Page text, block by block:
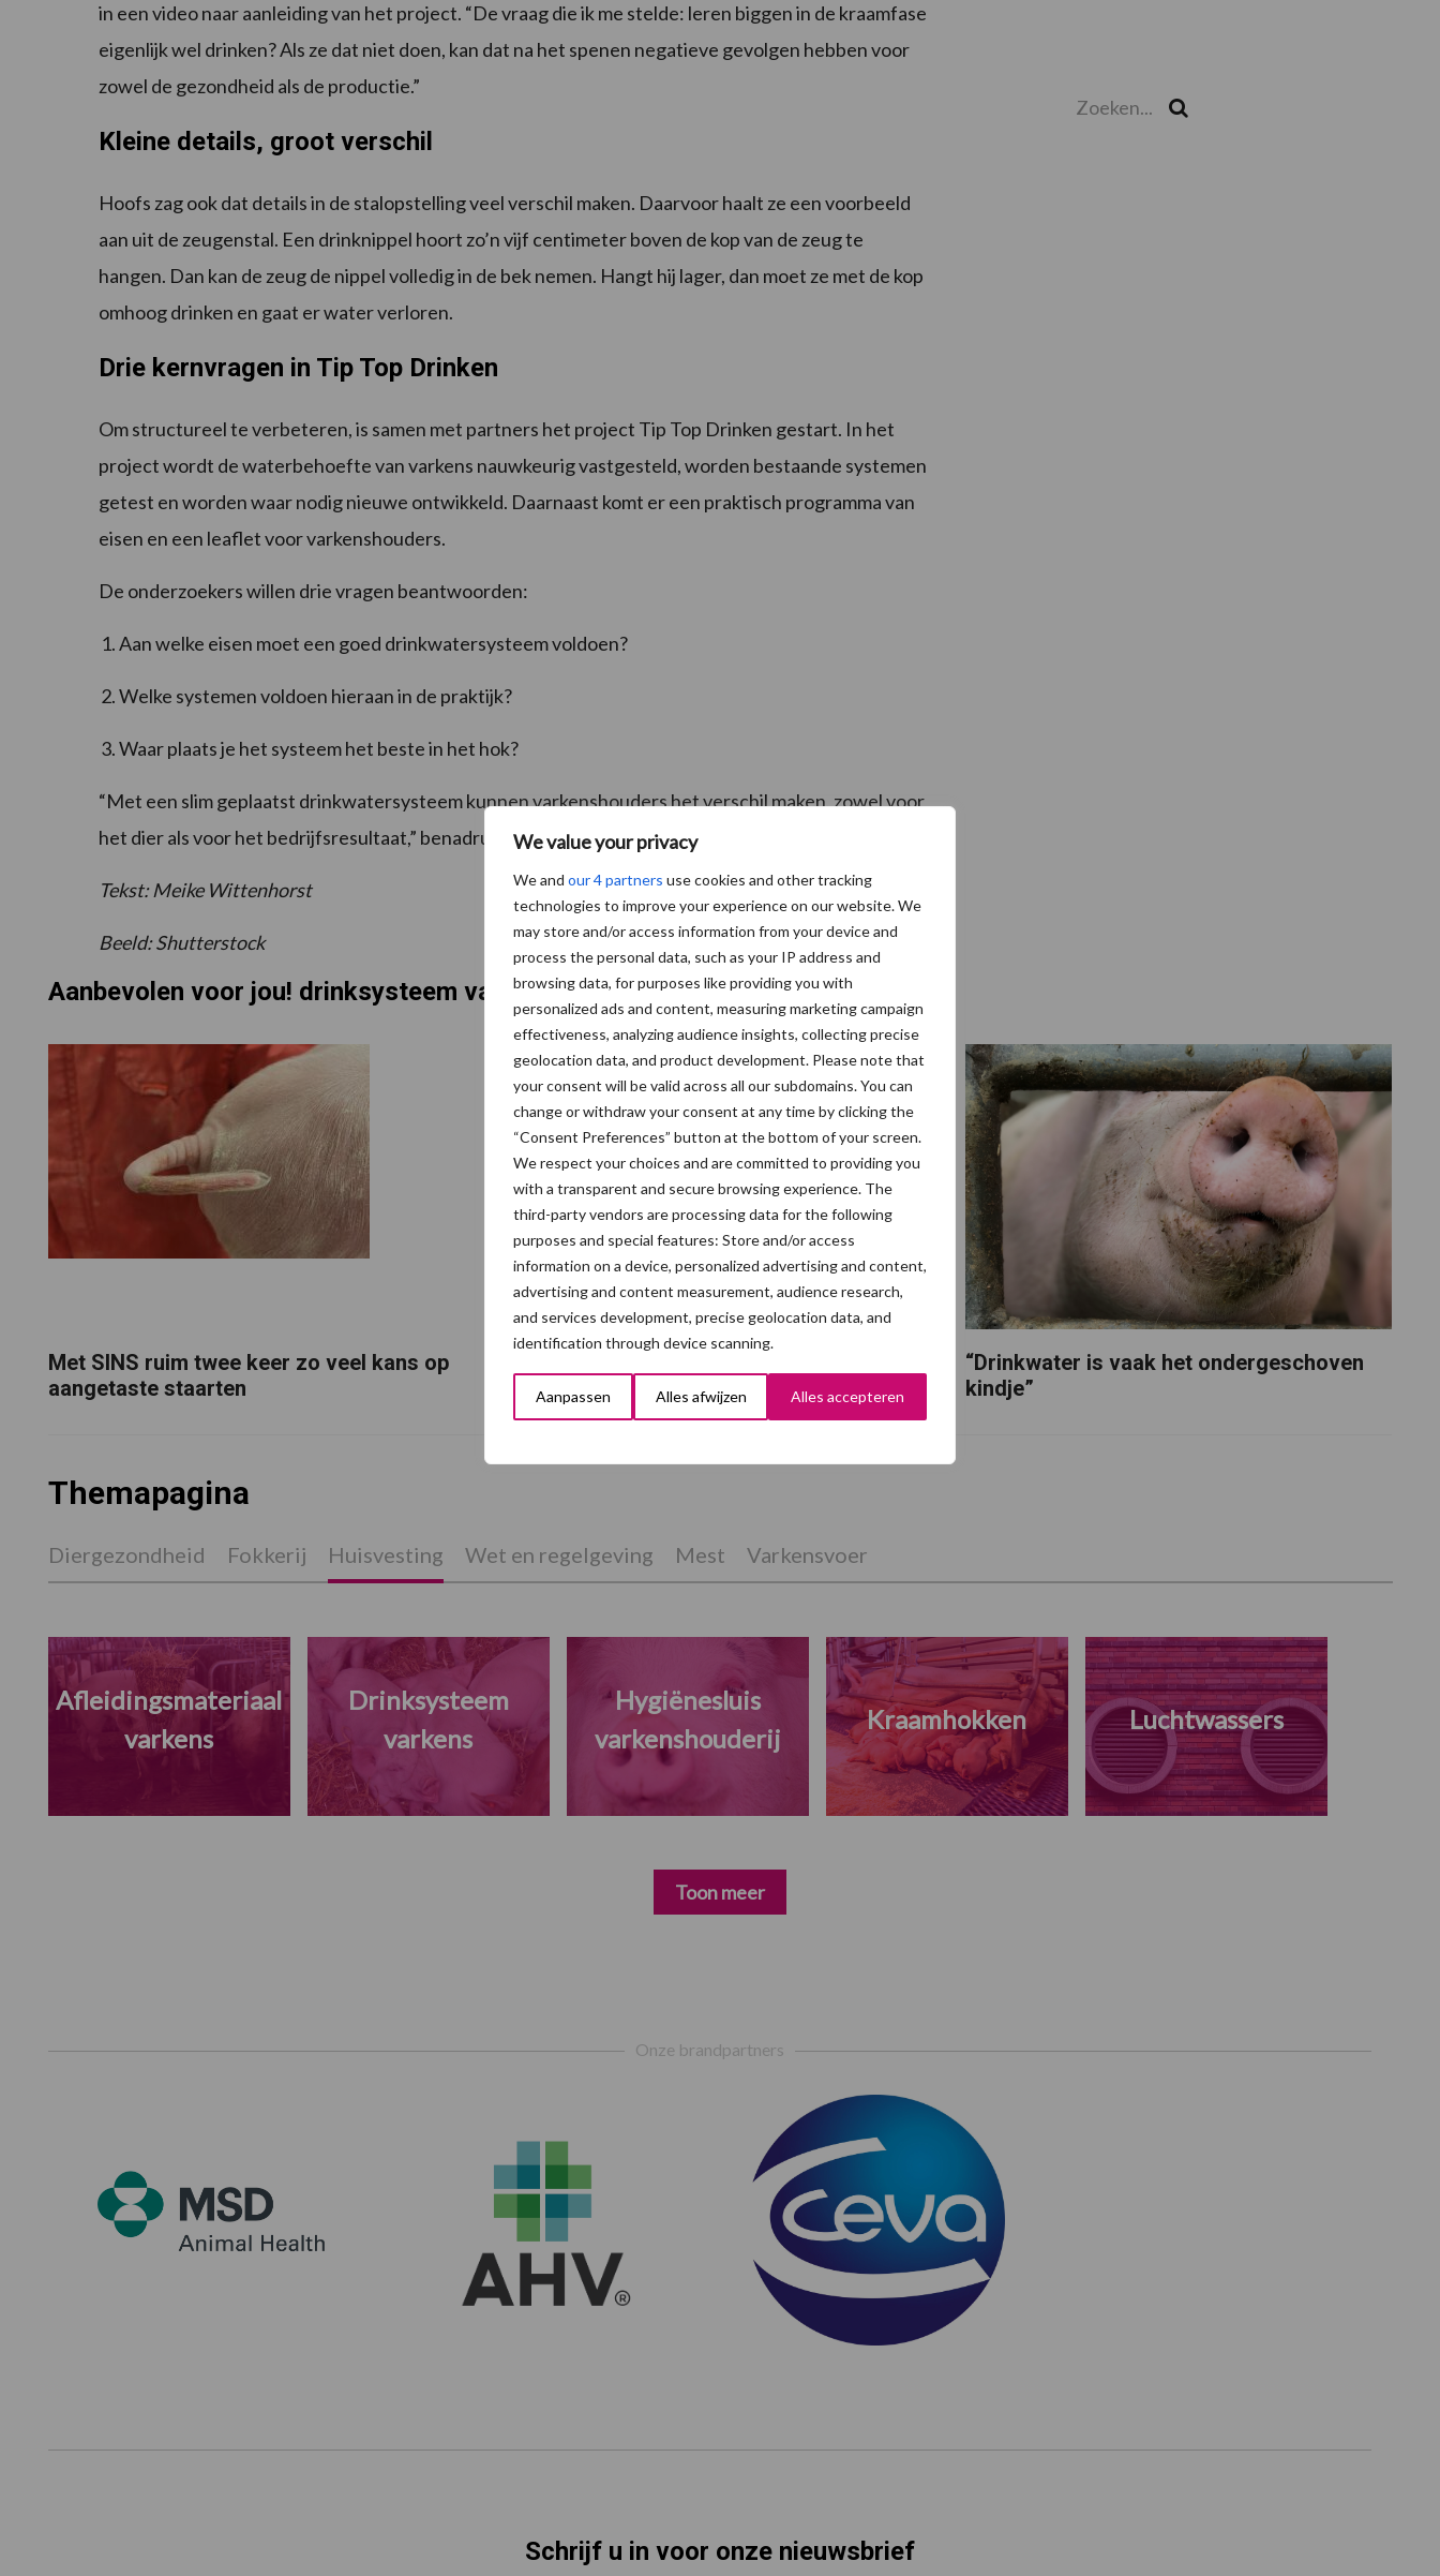
We value your privacy
We and our 4 partners use cookies and other tracking
technologies to improve your experience on our website. We
may store and/or access information from your device and
process the personal data, such as your IP address and
browsing data, for purposes like providing you with
personalized ads and content, measuring marketing campaign
effectiveness, analyzing audience insights, collecting precise
geolocation data, and product development. Please note that
your consent will be valid across all our subdomains. You can
change or withdraw your consent at any time by clicking the
“Consent Preferences” button at the bottom of your screen.
We respect your choices and are committed to providing you
with a transparent and secure browsing experience. The
third-party vendors are processing data for the following
purposes and special features: Store and/or access
information on a device, personalized advertising and content,
advertising and content measurement, audience research,
and services development, precise geolocation data, and
identification through device scanning.
Aanpassen Alles afwijzen Alles accepteren
in een video naar aanleiding van het project. “De vraag die ik me stelde: leren biggen in de kraamfase
eigenlijk wel drinken? Als ze dat niet doen, kan dat na het spenen negatieve gevolgen hebben voor
zowel de gezondheid als de productie.”
Kleine details, groot verschil
Hoofs zag ook dat details in de stalopstelling veel verschil maken. Daarvoor haalt ze een voorbeeld
aan uit de zeugenstal. Een drinknippel hoort zo’n vijf centimeter boven de kop van de zeug te
hangen. Dan kan de zeug de nippel volledig in de bek nemen. Hangt hij lager, dan moet ze met de kop
omhoog drinken en gaat er water verloren.
Drie kernvragen in Tip Top Drinken
Om structureel te verbeteren, is samen met partners het project Tip Top Drinken gestart. In het
project wordt de waterbehoefte van varkens nauwkeurig vastgesteld, worden bestaande systemen
getest en worden waar nodig nieuwe ontwikkeld. Daarnaast komt er een praktisch programma van
eisen en een leaflet voor varkenshouders.
De onderzoekers willen drie vragen beantwoorden:
Aan welke eisen moet een goed drinkwatersysteem voldoen?
Welke systemen voldoen hieraan in de praktijk?
Waar plaats je het systeem het beste in het hok?
“Met een slim geplaatst drinkwatersysteem kunnen varkenshouders het verschil maken, zowel voor
het dier als voor het bedrijfsresultaat,” benadrukt Hoofs.
Tekst: Meike Wittenhorst
Beeld: Shutterstock
Aanbevolen voor jou! drinksysteem varkens
Met SINS ruim twee keer zo veel kans op
aangetaste staarten
“Drinkwater is vaak het ondergeschoven
kindje”
Themapagina
Diergezondheid Fokkerij Huisvesting Wet en regelgeving Mest Varkensvoer
Afleidingsmateriaal
varkens
Drinksysteem
varkens
Hygiënesluis
varkenshouderij
Kraamhokken Luchtwassers
Toon meer
Onze brandpartners
Schrijf u in voor onze nieuwsbrief